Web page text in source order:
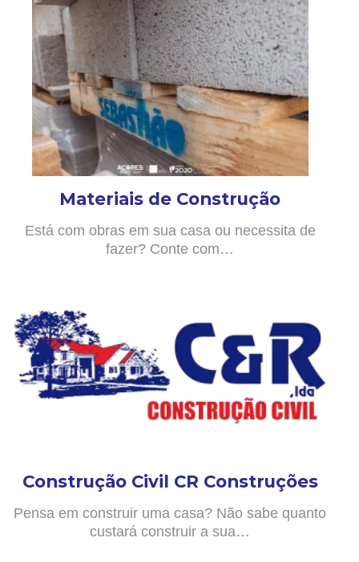
Materiais de Construção
Está com obras em sua casa ou necessita de
fazer? Conte com…
Construção Civil CR Construções
Pensa em construir uma casa? Não sabe quanto
custará construir a sua…